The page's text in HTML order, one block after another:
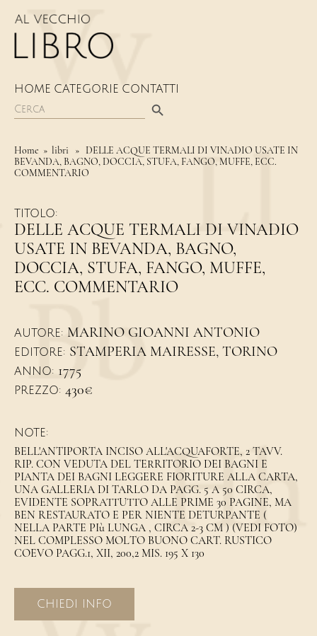
HOME CATEGORIE CONTATTI
Search
for:
Home » libri » DELLE ACQUE TERMALI DI VINADIO USATE IN
BEVANDA, BAGNO, DOCCIA, STUFA, FANGO, MUFFE, ECC.
COMMENTARIO
TITOLO:
DELLE ACQUE TERMALI DI VINADIO
USATE IN BEVANDA, BAGNO,
DOCCIA, STUFA, FANGO, MUFFE,
ECC. COMMENTARIO
AUTORE: MARINO GIOANNI ANTONIO
EDITORE: STAMPERIA MAIRESSE, TORINO
ANNO: 1775
PREZZO: 430€
NOTE:
BELL'ANTIPORTA INCISO ALL'ACQUAFORTE, 2 TAVV.
RIP. CON VEDUTA DEL TERRITORIO DEI BAGNI E
PIANTA DEI BAGNI LEGGERE FIORITURE ALLA CARTA,
UNA GALLERIA DI TARLO DA PAGG. 5 A 50 CIRCA,
EVIDENTE SOPRATTUTTO ALLE PRIME 30 PAGINE, MA
BEN RESTAURATO E PER NIENTE DETURPANTE (
NELLA PARTE PIù LUNGA , CIRCA 2-3 CM ) (VEDI FOTO)
NEL COMPLESSO MOLTO BUONO CART. RUSTICO
COEVO PAGG.1, XII, 200,2 MIS. 195 X 130
CHIEDI INFO